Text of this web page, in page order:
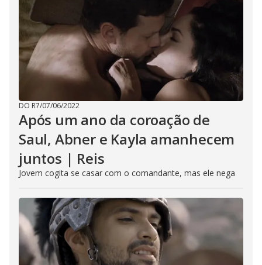
DO R7/07/06/2022
Após um ano da coroação de
Saul, Abner e Kayla amanhecem
juntos | Reis
Jovem cogita se casar com o comandante, mas ele nega